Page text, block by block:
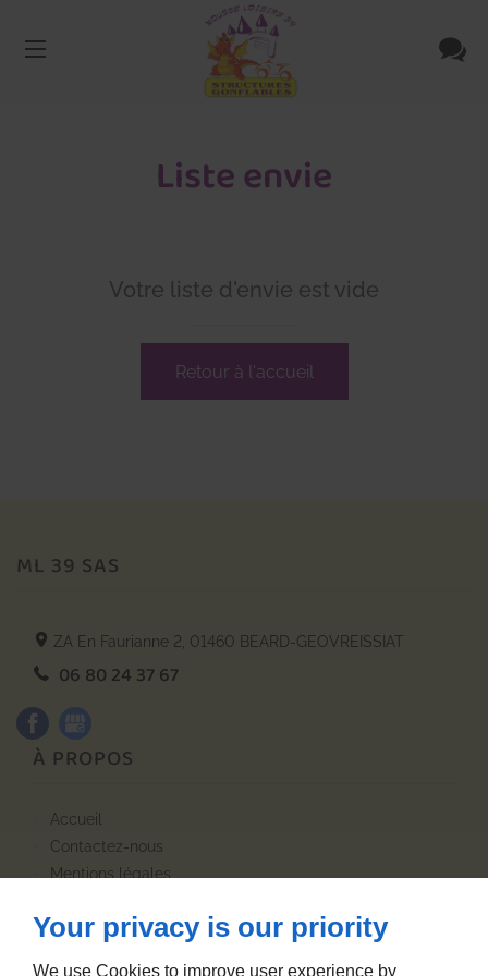
Liste envie
Votre liste d'envie est vide
Retour à l'accueil
ML 39 SAS
ZA En Faurianne 2, 01460 BEARD-GEOVREISSIAT
06 80 24 37 67
À PROPOS
accueil
contactez-nous
mentions légales
NOS CATÉGORIES
Your privacy is our priority
We use Cookies to improve user experience by